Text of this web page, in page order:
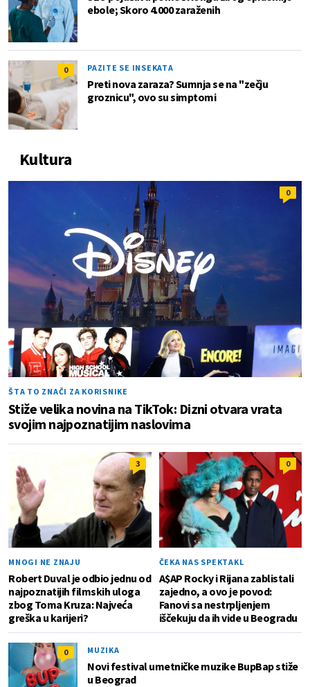
ebole; Skoro 4.000 zaraženih
0 PAZITE SE INSEKATA
Preti nova zaraza? Sumnja se na "zečju
groznicu", ovo su simptomi
Kultura
0
ŠTA TO ZNAČI ZA KORISNIKE
Stiže velika novina na TikTok: Dizni otvara vrata
svojim najpoznatijim naslovima
3
MNOGI NE ZNAJU
Robert Duval je odbio jednu od
najpoznatijih filmskih uloga
zbog Toma Kruza: Najveća
greška u karijeri?
0
ČEKA NAS SPEKTAKL
A$AP Rocky i Rijana zablistali
zajedno, a ovo je povod:
Fanovi sa nestrpljenjem
iščekuju da ih vide u Beogradu
0 MUZIKA
Novi festival umetničke muzike BupBap stiže
u Beograd